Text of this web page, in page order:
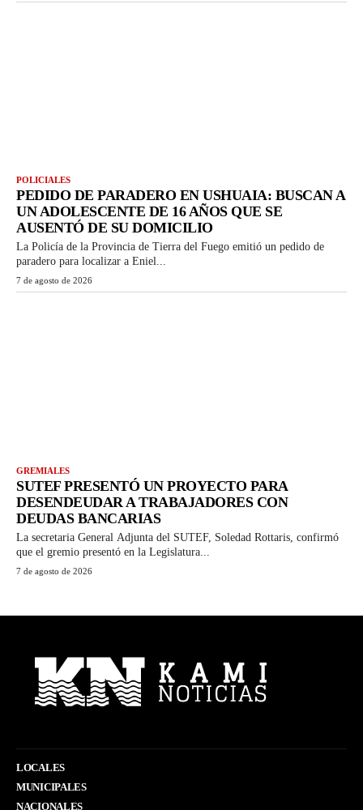
POLICIALES
PEDIDO DE PARADERO EN USHUAIA: BUSCAN A
UN ADOLESCENTE DE 16 AÑOS QUE SE
AUSENTÓ DE SU DOMICILIO
La Policía de la Provincia de Tierra del Fuego emitió un pedido de
paradero para localizar a Eniel...
7 de agosto de 2026
GREMIALES
SUTEF PRESENTÓ UN PROYECTO PARA
DESENDEUDAR A TRABAJADORES CON
DEUDAS BANCARIAS
La secretaria General Adjunta del SUTEF, Soledad Rottaris, confirmó
que el gremio presentó en la Legislatura...
7 de agosto de 2026
LOCALES
MUNICIPALES
NACIONALES